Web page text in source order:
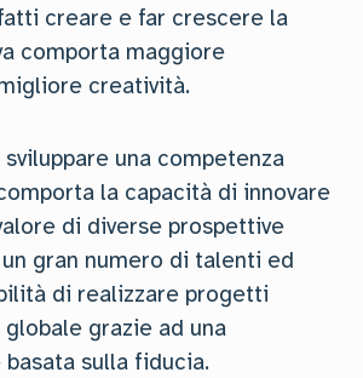
creare e far crescere la
comporta maggiore
creatività.
una competenza
la capacità di innovare
di diverse prospettive
gran numero di talenti ed
di realizzare progetti
globale grazie ad una
sulla fiducia.